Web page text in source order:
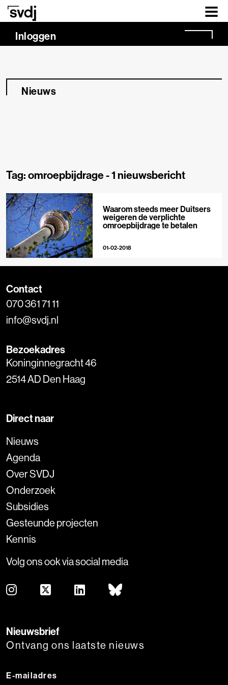
Naar hoofdinhoud
Inloggen
Nieuws
Tag: omroepbijdrage -1 nieuwsbericht
Waarom steeds meer Duitsers
weigeren de verplichte
omroepbijdrage te betalen
01-02-2018
Contact
070 361 71 11
info@svdj.nl
Bezoekadres
Koninginnegracht 46
2514 AD Den Haag
Direct naar
Nieuws
Agenda
Over SVDJ
Onderzoek
Subsidies
Gesteunde projecten
Kennis
Volg ons ook via social media
Nieuwsbrief
Ontvang ons laatste nieuws
E-mailadres